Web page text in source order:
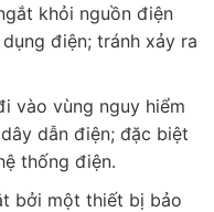
khỏi nguồn điện
điện; tránh xảy ra
vào vùng nguy hiểm
dẫn điện; đặc biệt
thống điện.
bởi một thiết bị bảo